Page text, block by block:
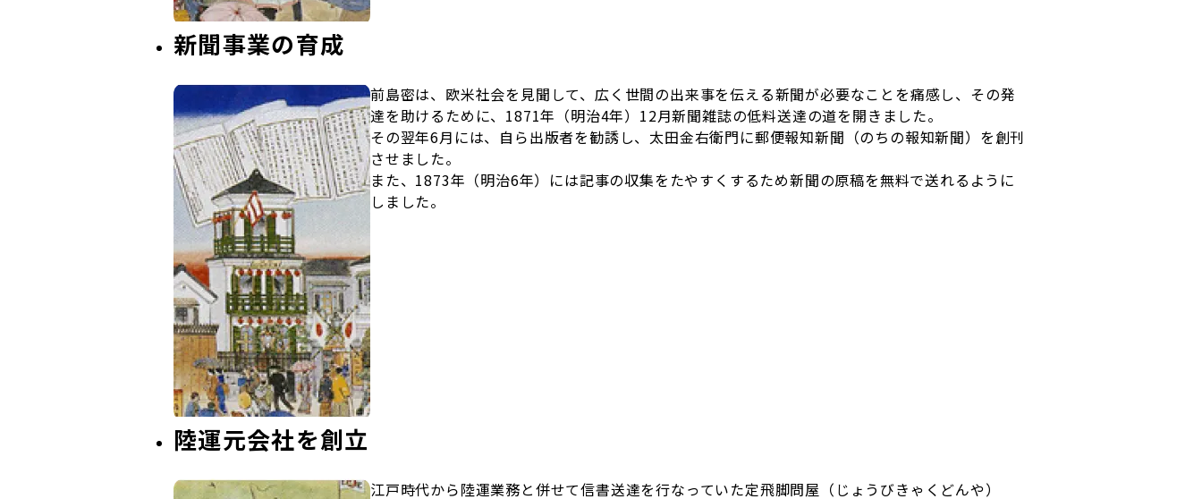
新聞事業の育成
前島密は、欧米社会を見聞して、広く世間の出来事を伝える新聞が必要なことを痛感し、その発
達を助けるために、1871年（明治4年）12月新聞雑誌の低料送達の道を開きました。
その翌年6月には、自ら出版者を勧誘し、太田金右衛門に郵便報知新聞（のちの報知新聞）を創刊
させました。
また、1873年（明治6年）には記事の収集をたやすくするため新聞の原稿を無料で送れるように
しました。
陸運元会社を創立
江戸時代から陸運業務と併せて信書送達を行なっていた定飛脚問屋（じょうびきゃくどんや）